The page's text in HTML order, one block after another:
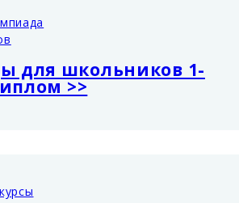
для школьников 1-
>>